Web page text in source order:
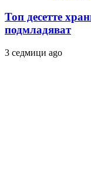
Топ десетте
подмладяват
3 седмици ago